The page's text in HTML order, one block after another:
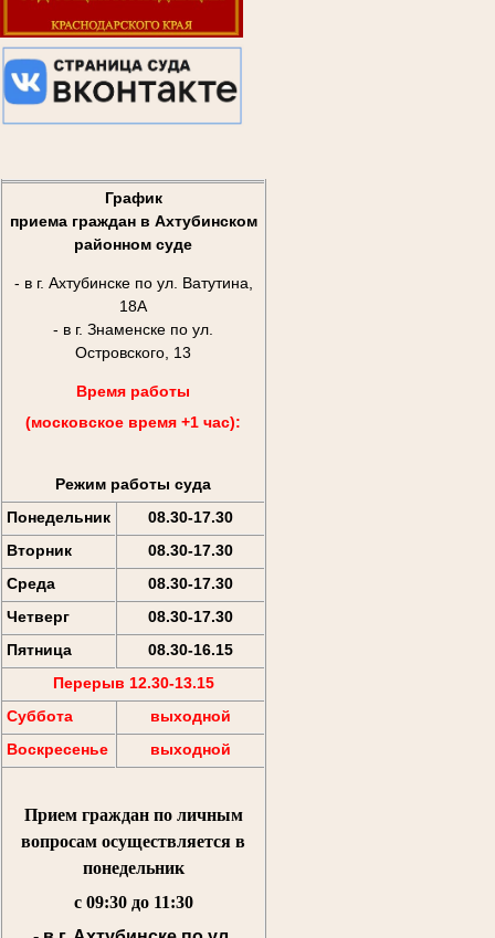
График
приема граждан в Ахтубинском
районном суде
- в г. Ахтубинске по ул. Ватутина,
18А
- в г. Знаменске по ул.
Островского, 13
Время работы
(московское время +1 час):
Режим работы суда
Понедельник
08.30-17.30
Вторник
08.30-17.30
Среда
08.30-17.30
Четверг
08.30-17.30
Пятница
08.30-16.15
Перерыв 12.30-13.15
Суббота
выходной
Воскресенье
выходной
Прием граждан по личным
вопросам осуществляется в
понедельник
с 09:30 до 11:30